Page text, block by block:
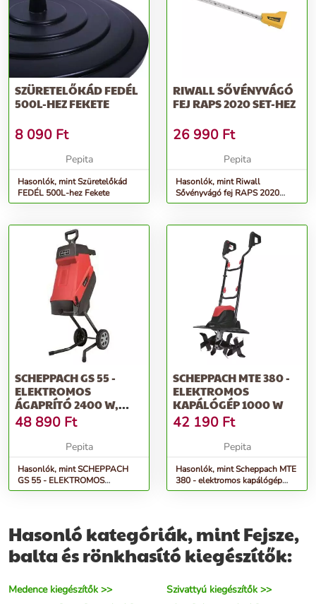
SZÜRETELŐKÁD FEDÉL
500L-HEZ FEKETE
8 090 Ft
Pepita
Hasonlók, mint Szüretelőkád
FEDÉL 500L-hez Fekete
RIWALL SŐVÉNYVÁGÓ
FEJ RAPS 2020 SET-HEZ
26 990 Ft
Pepita
Hasonlók, mint Riwall
Sővényvágó fej RAPS 2020
SET-hez
SCHEPPACH GS 55 -
ELEKTROMOS
ÁGAPRÍTÓ 2400 W,
KÉSES
48 890 Ft
Pepita
Hasonlók, mint SCHEPPACH
GS 55 - ELEKTROMOS
ÁGAPRÍTÓ 2400 W, KÉSES
SCHEPPACH MTE 380 -
ELEKTROMOS
KAPÁLÓGÉP 1000 W
42 190 Ft
Pepita
Hasonlók, mint Scheppach MTE
380 - elektromos kapálógép
1000 W
Hasonló kategóriák, mint Fejsze,
balta és rönkhasító kiegészítők:
Medence kiegészítők >>
Szivattyú kiegészítők >>